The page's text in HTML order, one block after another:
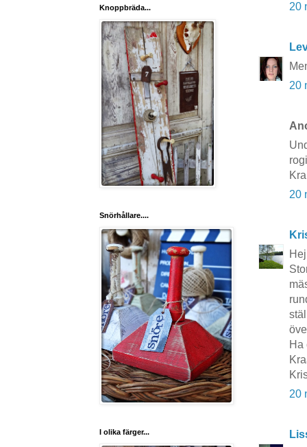
20
20
20
Ha
20
Knoppbräda...
Snörhållare....
I olika färger...